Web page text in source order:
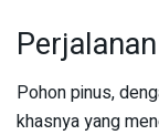
Pohon pinus,
khasnya yang